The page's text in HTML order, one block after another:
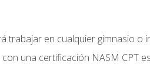
trabajar en cualquier gimnasio
una certificación NASM CPT